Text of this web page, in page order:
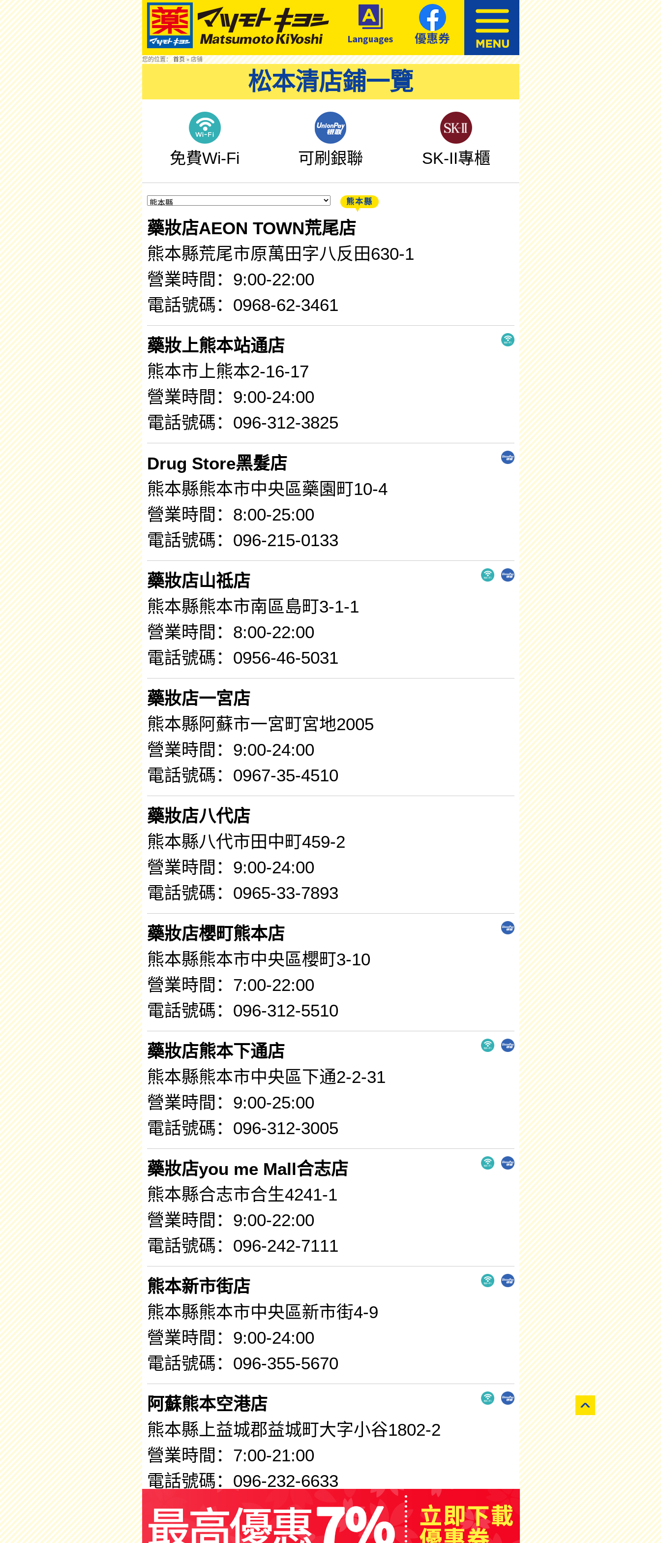
您的位置：首页»店铺
松本清店鋪一覽
免費Wi-Fi 可刷銀聯 SK-II專櫃
熊本縣
藥妝店AEON TOWN荒尾店
熊本縣荒尾市原萬田字八反田630-1
營業時間：9:00-22:00
電話號碼：0968-62-3461
藥妝上熊本站通店
熊本市上熊本2-16-17
營業時間：9:00-24:00
電話號碼：096-312-3825
Drug Store黑髮店
熊本縣熊本市中央區藥園町10-4
營業時間：8:00-25:00
電話號碼：096-215-0133
藥妝店山祗店
熊本縣熊本市南區島町3-1-1
營業時間：8:00-22:00
電話號碼：0956-46-5031
藥妝店一宮店
熊本縣阿蘇市一宮町宮地2005
營業時間：9:00-24:00
電話號碼：0967-35-4510
藥妝店八代店
熊本縣八代市田中町459-2
營業時間：9:00-24:00
電話號碼：0965-33-7893
藥妝店櫻町熊本店
熊本縣熊本市中央區櫻町3-10
營業時間：7:00-22:00
電話號碼：096-312-5510
藥妝店熊本下通店
熊本縣熊本市中央區下通2-2-31
營業時間：9:00-25:00
電話號碼：096-312-3005
藥妝店you me Mall合志店
熊本縣合志市合生4241-1
營業時間：9:00-22:00
電話號碼：096-242-7111
熊本新市街店
熊本縣熊本市中央區新市街4-9
營業時間：9:00-24:00
電話號碼：096-355-5670
阿蘇熊本空港店
熊本縣上益城郡益城町大字小谷1802-2
營業時間：7:00-21:00
電話號碼：096-232-6633
Cocokara Fine 上通店